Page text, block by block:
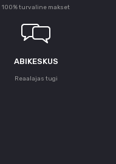
100% turvaline makset
ABIKESKUS
Reaalajas tugi